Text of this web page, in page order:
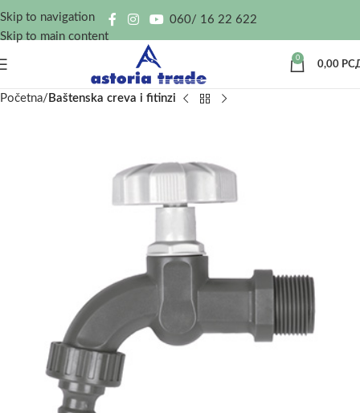
Skip to navigation
Skip to main content
060/ 16 22 622
0
0,00
Početna Baštenska creva i fitinzi